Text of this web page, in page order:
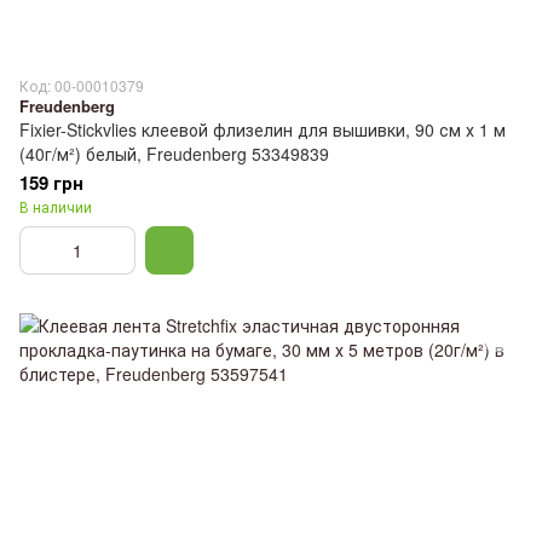
Код: 00-00010379
Freudenberg
Fixier-Stickvlies клеевой флизелин для вышивки, 90 см х 1 м
(40г/м²) белый, Freudenberg 53349839
159 грн
В наличии